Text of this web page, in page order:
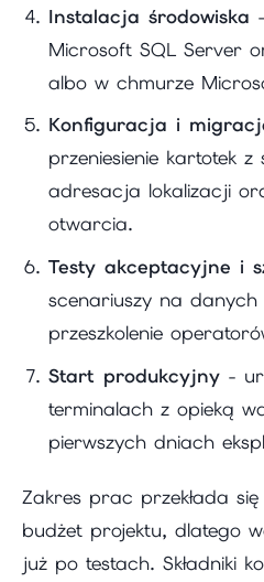
Instalacja środowiska
Microsoft SQL Server
albo w chmurze
Konfiguracja i
przeniesienie kartotek z
adresacja lokalizacji
otwarcia.
Testy akceptacyjne i
scenariuszy na danych
przeszkolenie
Start produkcyjny-
terminalach z opieką
pierwszych dniach
Zakres prac przekłada
budżet projektu, dlatego
już po testach. Składniki